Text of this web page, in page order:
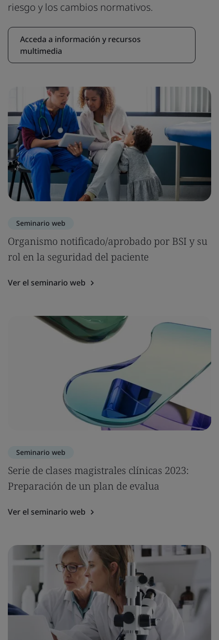
riesgo y los cambios normativos.
Acceda a información y recursos
multimedia
Seminario web
Organismo notificado/aprobado por BSI y su
rol en la seguridad del paciente
Ver el seminario web
Seminario web
Serie de clases magistrales clínicas 2023:
Preparación de un plan de evalua
Ver el seminario web